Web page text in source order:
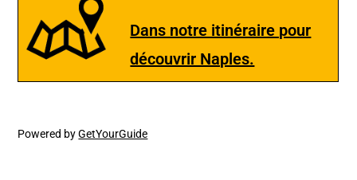
Dans notre itinéraire pour
découvrir Naples.
Powered byGetYourGuide